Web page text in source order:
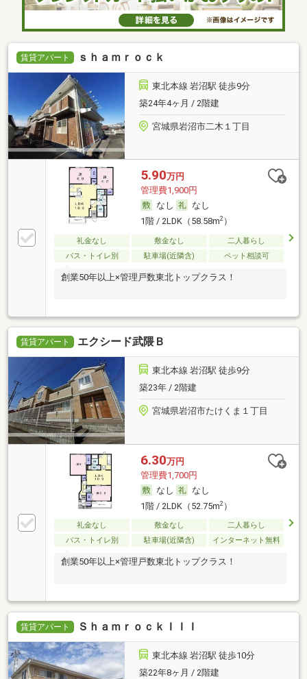
賃貸アパート ｓｈａｍｒｏｃｋ
東北本線 岩沼駅 徒歩9分
築24年4ヶ月 / 2階建
宮城県岩沼市二木１丁目
5.90万円
管理費1,900円
なし
なし
1階 / 2LDK（58.58m2）
礼金なし 敷金なし
二人暮らし
バス・トイレ別
駐車場(近隣含) ペット相談可
創業50年以上×管理戸数東北トップクラス！
賃貸アパート エクシード武隈Ｂ
東北本線 岩沼駅 徒歩9分
築23年 / 2階建
宮城県岩沼市たけくま１丁目
6.30万円
管理費1,700円
なし
なし
1階 / 2LDK（52.75m2）
礼金なし 敷金なし
二人暮らし
バス・トイレ別
駐車場(近隣含) インターネット無料
創業50年以上×管理戸数東北トップクラス！
賃貸アパート ＳｈａｍｒｏｃｋＩＩＩ
東北本線 岩沼駅 徒歩10分
築22年8ヶ月 / 2階建